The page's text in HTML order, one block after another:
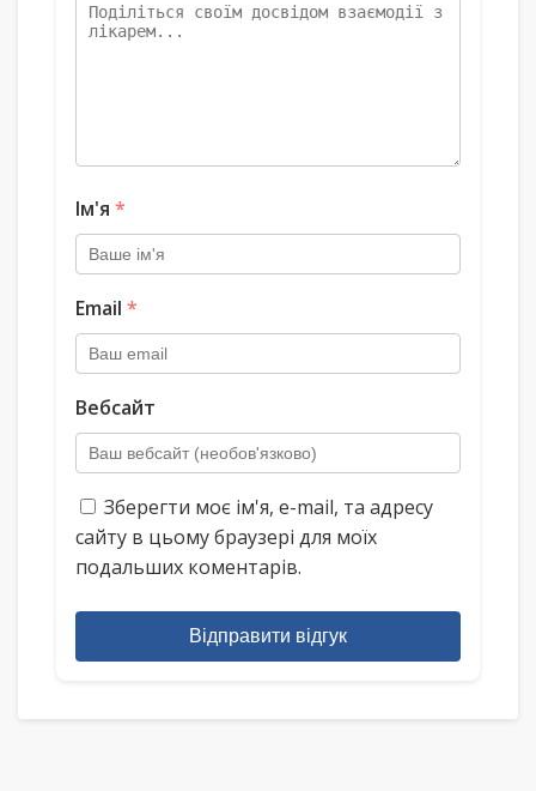
Ім'я *
Email *
Вебсайт
Зберегти моє ім'я, e-mail, та адресу
сайту в цьому браузері для моїх
подальших коментарів.
Відправити відгук